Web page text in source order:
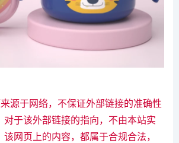
源于网络，不保证外部链接的准确性
对于该外部链接的指向，不由本站实
该网页上的内容，都属于合规合法，